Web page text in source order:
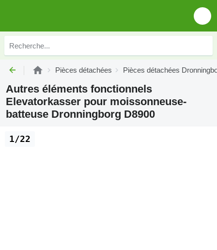
Pièces détachées Pièces détachées
Autres éléments fonctionnels
Elevatorkasser pour moissonneuse-
batteuse Dronningborg D8900
1/22